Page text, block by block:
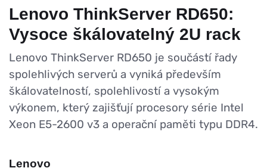
Lenovo ThinkServer RD650:
Vysoce škálovatelný 2U rack
Lenovo ThinkServer RD650 je součástí řady
spolehlivých serverů a vyniká především
škálovatelností, spolehlivostí a vysokým
výkonem, který zajišťují procesory série Intel
Xeon E5-2600 v3 a operační paměti typu DDR4.
Lenovo